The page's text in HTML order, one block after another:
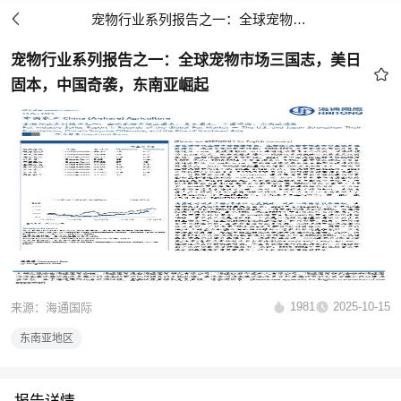
宠物行业系列报告之一：全球宠物市场三国志，美日固本，中国奇袭，东南亚崛起
宠物行业系列报告之一：全球宠物市场三国志，美日
固本，中国奇袭，东南亚崛起
来源：海通国际 1981 2025-10-15
东南亚地区